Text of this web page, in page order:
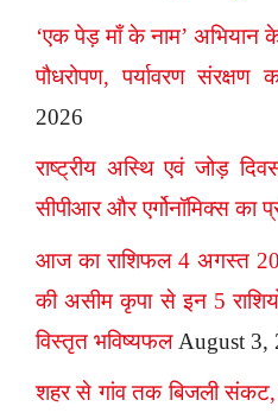
‘एक पेड़ माँ के नाम’ अभियान
पौधरोपण, पर्यावरण संरक्षण
2026
राष्ट्रीय अस्थि एवं जोड़
सीपीआर और एर्गोनॉमिक्स का
आज का राशिफल 4 अगस्त
की असीम कृपा से इन 5
विस्तृत भविष्यफल August 3,
शहर से गांव तक बिजली संकट,